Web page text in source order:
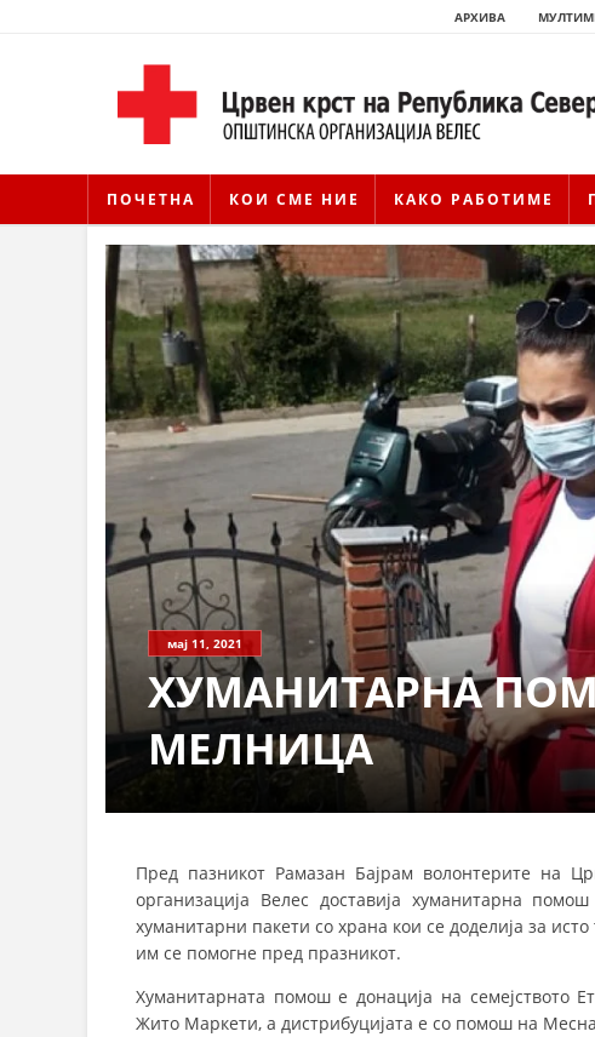
АРХИВА
ПОЧЕТНА КОИ СМЕ НИЕ КАКО РАБОТИМЕ
мај 11, 2021
ХУМАНИТАРНА
МЕЛНИЦА
Пред пазникот Рамазан Бајрам волонтерите на
организација Велес доставија хуманитарна
хуманитарни пакети со храна кои се доделија за
им се помогне пред празникот.
Хуманитарната помош е донација на семејството
Жито Маркети, а дистрибуцијата е со помош на